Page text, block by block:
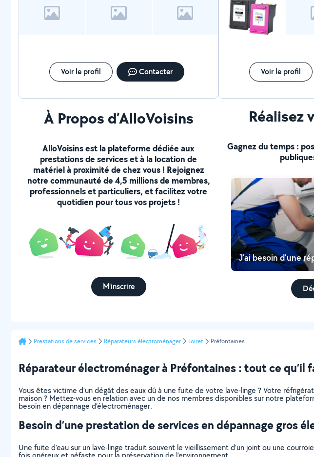
Voir le profil Contacter Voir le profil
À Propos d’AlloVoisins
AlloVoisins est la plateforme dédiée aux
prestations de services et à la location de
matériel à proximité de chez vous ! Rejoignez
notre communauté de 4,5 millions de membres,
professionnels et particuliers, et facilitez votre
quotidien pour tous vos projets !
M'inscrire
Réalisez
Gagnez du temps :
J'ai besoin d'une
Prestations de services Réparateurs électroménager Loiret Préfontaines
Réparateur électroménager à Préfontaines : tout ce qu’il
Vous êtes victime d’un dégât des eaux dû à une fuite de votre lave-linge ? Votre
maison ? Mettez-vous en relation avec un de nos membres disponibles sur notre
besoin en dépannage d’électroménager.
Besoin d’une prestation de services en dépannage gros
Une fuite d’eau sur un lave-linge traduit souvent le vieillissement d’un joint ou une